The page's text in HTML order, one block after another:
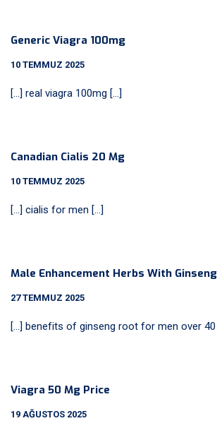
Generic Viagra 100mg
10 TEMMUZ 2025
[…] real viagra 100mg […]
Canadian Cialis 20 Mg
10 TEMMUZ 2025
[…] cialis for men […]
Male Enhancement Herbs With Ginseng
27 TEMMUZ 2025
[…] benefits of ginseng root for men over 40
Viagra 50 Mg Price
19 AĞUSTOS 2025